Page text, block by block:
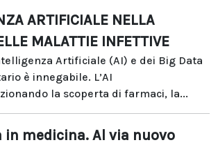
ARTIFICIALE NELLA
MALATTIE INFETTIVE
Artificiale (AI) e dei Big Data
è innegabile. L’AI
la scoperta di farmaci, la...
in medicina. Al via nuovo